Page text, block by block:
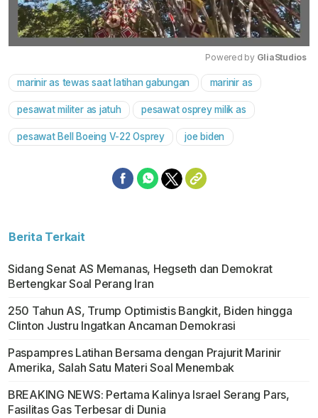
Mute
Powered by GliaStudios
marinir as tewas saat latihan gabungan marinir as
pesawat militer as jatuh pesawat osprey milik as
pesawat Bell Boeing V-22 Osprey joe biden
Berita Terkait
Sidang Senat AS Memanas, Hegseth dan Demokrat
Bertengkar Soal Perang Iran
250 Tahun AS, Trump Optimistis Bangkit, Biden hingga
Clinton Justru Ingatkan Ancaman Demokrasi
Paspampres Latihan Bersama dengan Prajurit Marinir
Amerika, Salah Satu Materi Soal Menembak
BREAKING NEWS: Pertama Kalinya Israel Serang Pars,
Fasilitas Gas Terbesar di Dunia